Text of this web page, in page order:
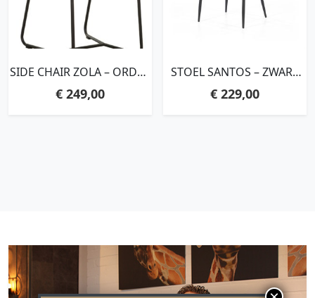
SIDE CHAIR ZOLA – ORDER
GLOSSY NATURAL
€249,00
STOEL SANTOS – ZWART
€ 229,00